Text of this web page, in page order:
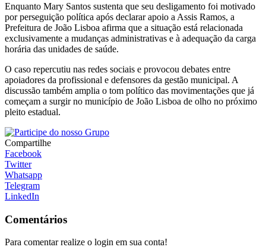
Enquanto Mary Santos sustenta que seu desligamento foi motivado
por perseguição política após declarar apoio a Assis Ramos, a
Prefeitura de João Lisboa afirma que a situação está relacionada
exclusivamente a mudanças administrativas e à adequação da carga
horária das unidades de saúde.
O caso repercutiu nas redes sociais e provocou debates entre
apoiadores da profissional e defensores da gestão municipal. A
discussão também amplia o tom político das movimentações que já
começam a surgir no município de João Lisboa de olho no próximo
pleito estadual.
Compartilhe
Facebook
Twitter
Whatsapp
Telegram
LinkedIn
Comentários
Para comentar realize o login em sua conta!